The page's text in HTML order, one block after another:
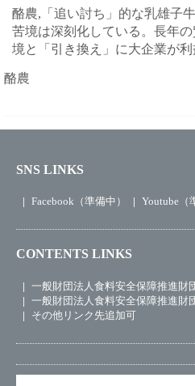
酪農,「追い討ち」的な乳雄子
苦境は深刻化している。長年
境と「引き換え」に大企業が
酪農
SNS LINKS
Facebook（準備中） Youtube（
CONTENTS LINKS
一般財団法人食料安全保障推進財
一般財団法人食料安全保障推進財
その他リンク先追加可